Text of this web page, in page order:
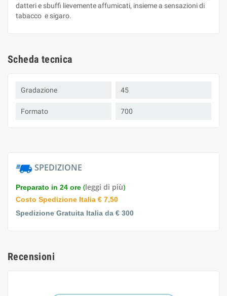
datteri e sbuffi lievemente affumicati, insieme a sensazioni di
tabacco e sigaro.
Scheda tecnica
Gradazione 45
Formato 700
SPEDIZIONE
Preparato in 24 ore (leggi di più)
Costo Spedizione Italia € 7,50
Spedizione Gratuita Italia da € 300
Recensioni